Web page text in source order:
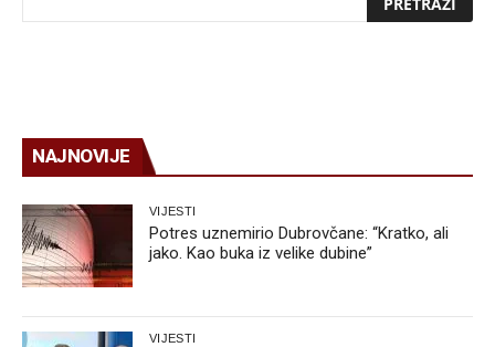
NAJNOVIJE
VIJESTI
Potres uznemirio Dubrovčane: “Kratko, ali
jako. Kao buka iz velike dubine”
VIJESTI